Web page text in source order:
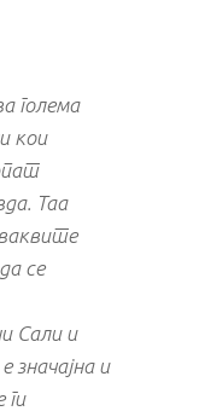
голема
кои
Таа
се
Сали и
и
ги